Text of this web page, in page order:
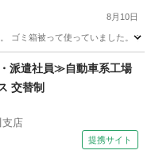
8月10日
ゴミ箱被って使っていました。
派遣社員≫自動車系工場
交替制
支店
提携サイト